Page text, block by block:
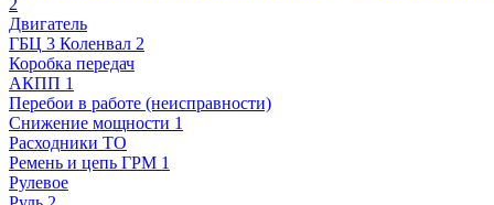
2
Двигатель
ГБЦ 3 Коленвал 2
Коробка передач
АКПП 1
Перебои в работе (неисправности)
Снижение мощности 1
Расходники ТО
Ремень и цепь ГРМ 1
Рулевое